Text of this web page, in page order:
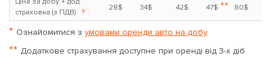
страховка (з ПДВ)
?
28$ 34$ 42$ 47$ ** 80$
* Ознайомитися з умовами оренди авто на добу
** Додаткове страхування доступне при оренді від 3-х діб